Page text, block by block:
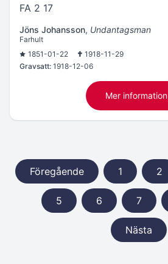
FA 2 17
Jöns Johansson, Undantagsman
Farhult
1851-01-22
1918-11-29
Gravsatt: 1918-12-06
Mer information
Föregående 1 2
5 6 7
Nästa